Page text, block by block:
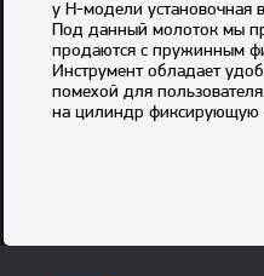
у H-модели установочная
Под данный молоток мы
продаются с пружинным
Инструмент обладает
помехой для
на цилиндр фиксирующую